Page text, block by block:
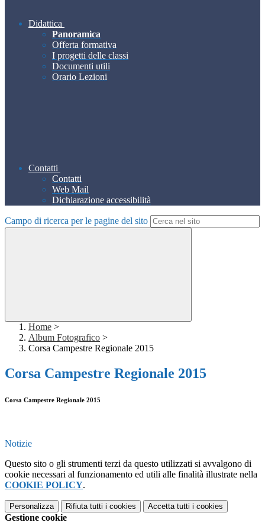
Didattica
Panoramica
Offerta formativa
I progetti delle classi
Documenti utili
Orario Lezioni
Contatti
Contatti
Web Mail
Dichiarazione accessibilità
Campo di ricerca per le pagine del sito
Home >
Album Fotografico >
Corsa Campestre Regionale 2015
Corsa Campestre Regionale 2015
Corsa Campestre Regionale 2015
Notizie
Questo sito o gli strumenti terzi da questo utilizzati si avvalgono di
cookie necessari al funzionamento ed utili alle finalità illustrate nella
COOKIE POLICY.
Personalizza Rifiuta tutti i cookies Accetta tutti i cookies
Gestione cookie